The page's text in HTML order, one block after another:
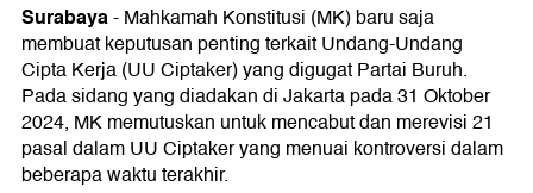
Surabaya-Mahkamah Konstitusi (MK) baru saja
membuat keputusan penting terkait Undang-Undang
Cipta Kerja (UU Ciptaker) yang digugat Partai Buruh.
Pada sidang yang diadakan di Jakarta pada 31 Oktober
2024, MK memutuskan untuk mencabut dan merevisi 21
pasal dalam UU Ciptaker yang menuai kontroversi dalam
beberapa waktu terakhir.